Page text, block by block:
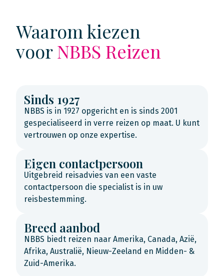
Waarom kiezen
voorNBBS Reizen
Sinds 1927
NBBS is in 1927 opgericht en is sinds 2001
gespecialiseerd in verre reizen op maat. U kunt
vertrouwen op onze expertise.
Eigen contactpersoon
Uitgebreid reisadvies van een vaste
contactpersoon die specialist is in uw
reisbestemming.
Breed aanbod
NBBS biedt reizen naar Amerika, Canada, Azië,
Afrika, Australië, Nieuw-Zeeland en Midden- &
Zuid-Amerika.